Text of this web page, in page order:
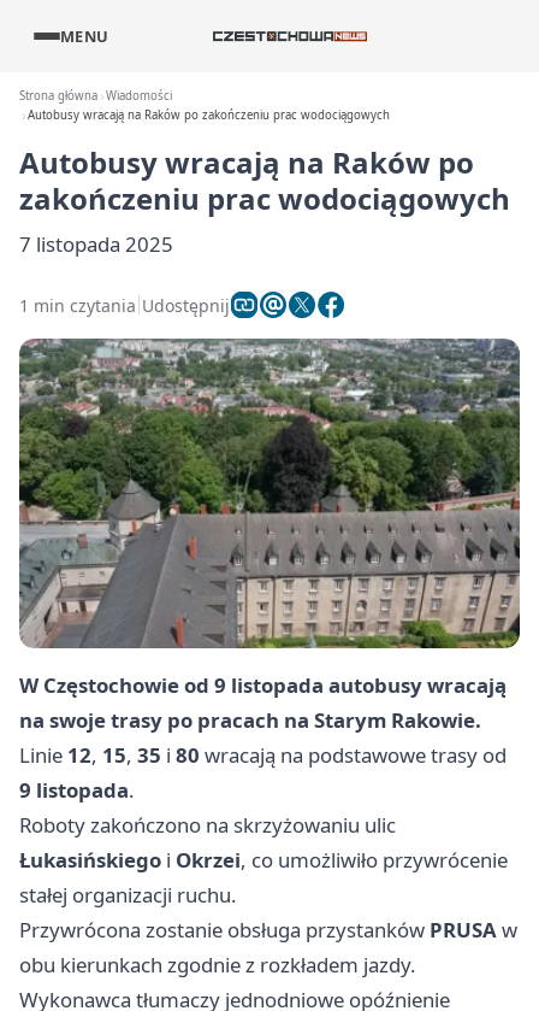
MENU
Strona główna Wiadomości
Autobusy wracają na Raków po zakończeniu prac wodociągowych
Autobusy wracają na Raków po
zakończeniu prac wodociągowych
7 listopada 2025
1 min czytania Udostępnij
W Częstochowie od 9 listopada autobusy wracają
na swoje trasy po pracach na Starym Rakowie.
Linie 12, 15, 35 i 80 wracają na podstawowe trasy od
9 listopada.
Roboty zakończono na skrzyżowaniu ulic
Łukasińskiego i Okrzei, co umożliwiło przywrócenie
stałej organizacji ruchu.
Przywrócona zostanie obsługa przystanków PRUSAw
obu kierunkach zgodnie z rozkładem jazdy.
Wykonawca tłumaczy jednodniowe opóźnienie